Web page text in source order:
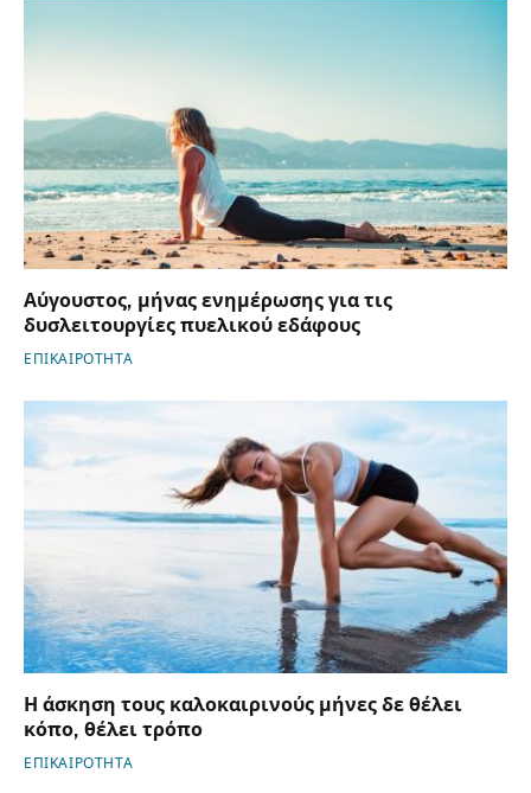
Αύγουστος, μήνας ενημέρωσης για τις
δυσλειτουργίες πυελικού εδάφους
ΕΠΙΚΑΙΡΟΤΗΤΑ
Η άσκηση τους καλοκαιρινούς μήνες δε θέλει
κόπο, θέλει τρόπο
ΕΠΙΚΑΙΡΟΤΗΤΑ